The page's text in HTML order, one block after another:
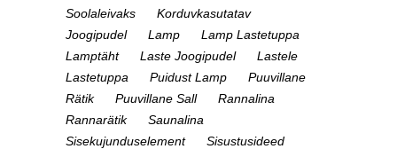
Soolaleivaks
Korduvkasutatav
Joogipudel
Lamp
Lamp Lastetuppa
Lamptäht
Laste Joogipudel
Lastele
Lastetuppa
Puidust Lamp
Puuvillane
Rätik
Puuvillane Sall
Rannalina
Rannarätik
Saunalina
Sisekujunduselement
Sisustusideed